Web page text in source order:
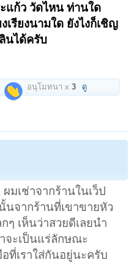
แก้ว วัดไหน ท่านใด
เรียงนามใด ยังไงก็เชิญ
นได้ครับ
อนุโมทนา x3 ดู
มเช่าจากร้านในเว็ป
นจากร้านที่เขาขายหัว
เห็นว่าสวยดีเลยนำ
จะเป็นแร่ลักษณะ
ที่เราใส่กันอยู่นะครับ